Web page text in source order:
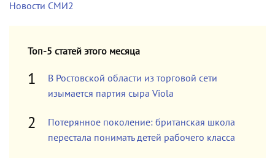
Новости СМИ2
Топ-5 статей этого месяца
В Ростовской области из торговой сети
изымается партия сыра Viola
Потерянное поколение: британская школа
перестала понимать детей рабочего класса